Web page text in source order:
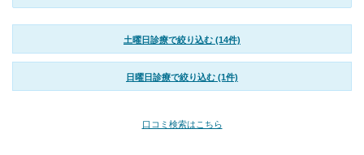
土曜日診療で絞り込む (14件)
日曜日診療で絞り込む (1件)
口コミ検索はこちら